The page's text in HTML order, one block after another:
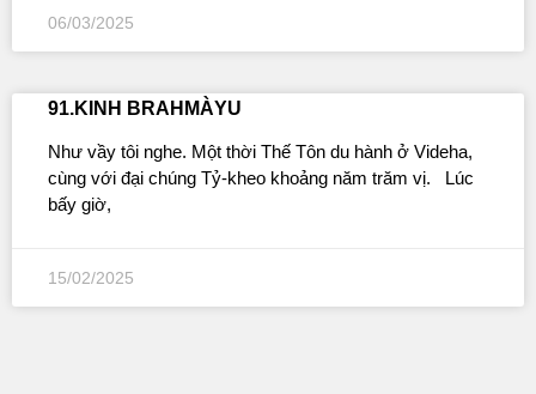
06/03/2025
91.KINH BRAHMÀYU
Như vầy tôi nghe. Một thời Thế Tôn du hành ở Videha,
cùng với đại chúng Tỷ-kheo khoảng năm trăm vị. Lúc
bấy giờ,
15/02/2025